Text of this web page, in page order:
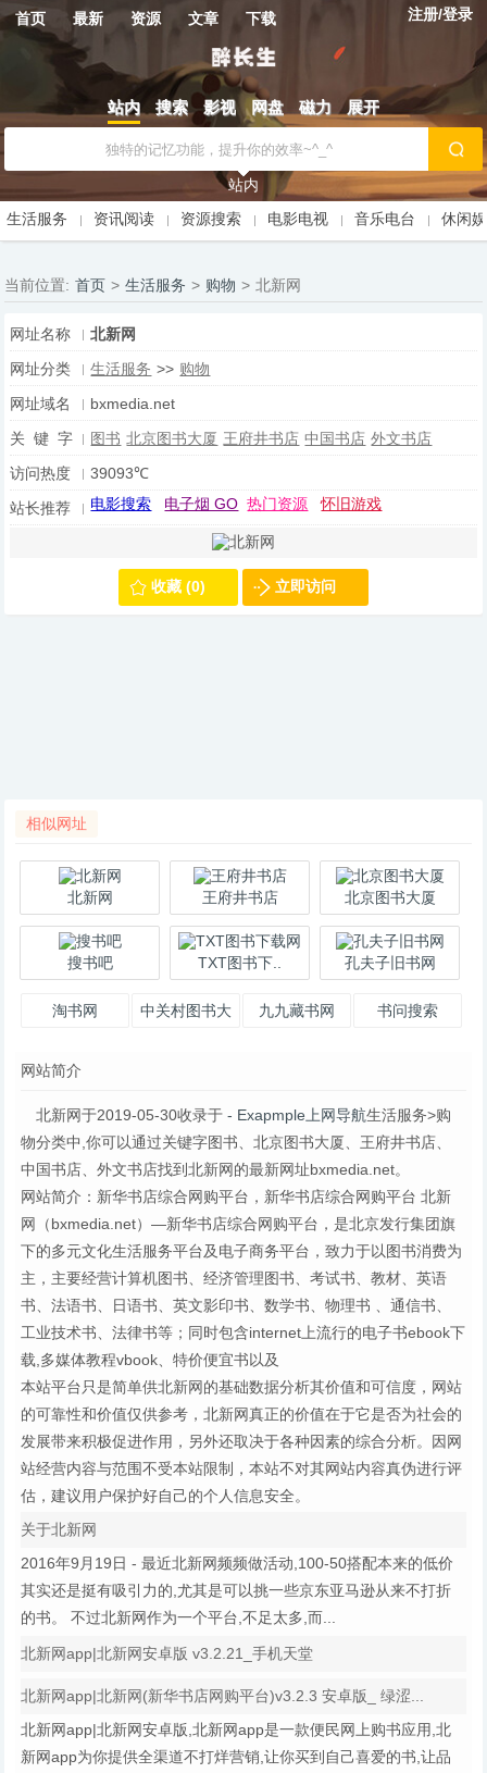
首页 最新 资源 文章 下载 注册/登录
站内 搜索 影视 网盘 磁力 展开
站内
生活服务
资讯阅读 资源搜索 电影电视 音乐电台 休闲
当前位置: 首页 > 生活服务 > 购物 > 北新网
网址名称
北新网
网址分类
生活服务 >> 购物
网址域名
bxmedia.net
关 键 字
图书 北京图书大厦 王府井书店 中国书店 外文书店
访问热度
39093℃
站长推荐
电影搜索 电子烟 GO 热门资源 怀旧游戏
收藏 (0) 立即访问
相似网址
北新网 王府井书店 北京图书大厦
搜书吧 TXT图书下.. 孔夫子旧书网
淘书网
中关村图书大
九九藏书网 书问搜索
网站简介
北新网于2019-05-30收录于 - Exapmple上网导航生活服务>购
物分类中,你可以通过关键字图书、北京图书大厦、王府井书店、
中国书店、外文书店找到北新网的最新网址bxmedia.net。
网站简介：新华书店综合网购平台，新华书店综合网购平台 北新
网（bxmedia.net）—新华书店综合网购平台，是北京发行集团旗
下的多元文化生活服务平台及电子商务平台，致力于以图书消费为
主，主要经营计算机图书、经济管理图书、考试书、教材、英语
书、法语书、日语书、英文影印书、数学书、物理书 、通信书、
工业技术书、法律书等；同时包含internet上流行的电子书ebook下
载,多媒体教程vbook、特价便宜书以及
本站平台只是简单供北新网的基础数据分析其价值和可信度，网站
的可靠性和价值仅供参考，北新网真正的价值在于它是否为社会的
发展带来积极促进作用，另外还取决于各种因素的综合分析。因网
站经营内容与范围不受本站限制，本站不对其网站内容真伪进行评
估，建议用户保护好自己的个人信息安全。
关于北新网
2016年9月19日 - 最近北新网频频做活动,100-50搭配本来的低价
其实还是挺有吸引力的,尤其是可以挑一些京东亚马逊从来不打折
的书。 不过北新网作为一个平台,不足太多,而...
北新网app|北新网安卓版 v3.2.21_手机天堂
北新网app|北新网(新华书店网购平台)v3.2.3 安卓版_ 绿涩...
北新网app|北新网安卓版,北新网app是一款便民网上购书应用,北
新网app为你提供全渠道不打烊营销,让你买到自己喜爱的书,让品